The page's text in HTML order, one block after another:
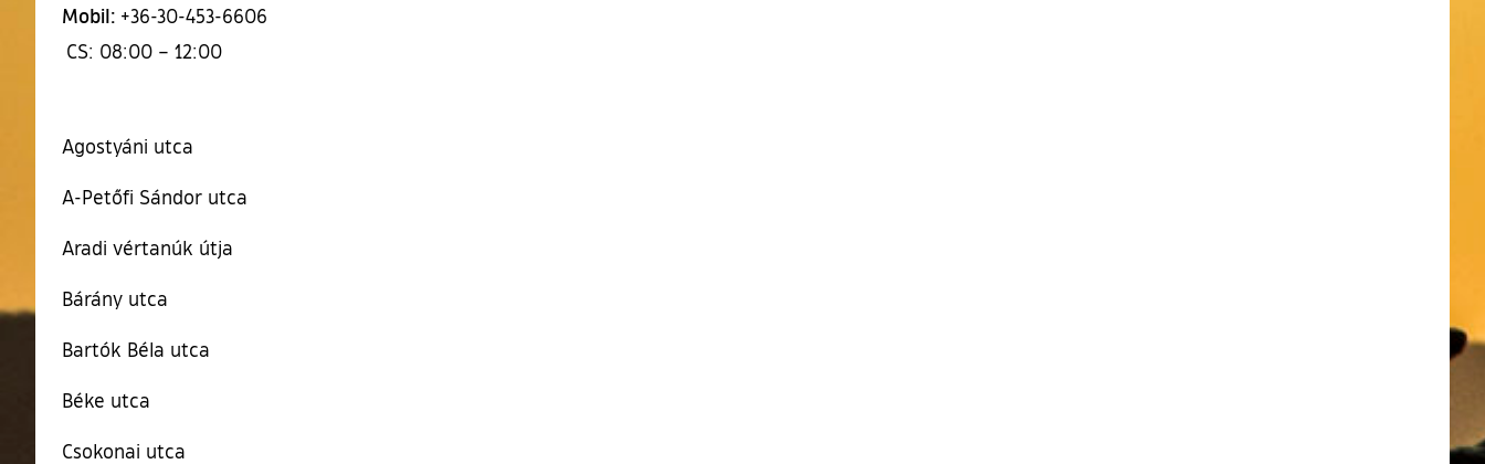
Mobil: +36-30-453-6606
CS: 08:00 – 12:00
Agostyáni utca
A-Petőfi Sándor utca
Aradi vértanúk útja
Bárány utca
Bartók Béla utca
Béke utca
Csokonai utca